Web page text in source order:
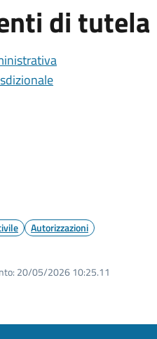
di tutela
Autorizzazioni
20/05/2026 10:25.11